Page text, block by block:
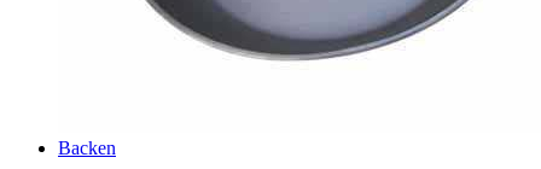
Backen